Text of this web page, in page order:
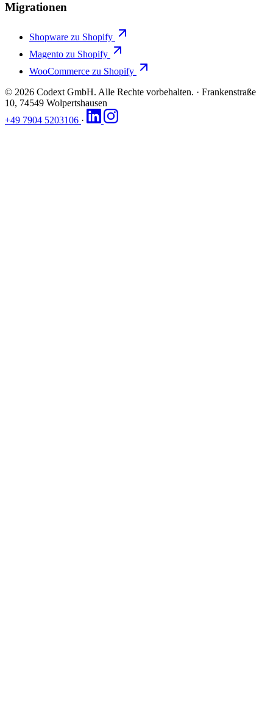
Migrationen
Shopware zu Shopify
Magento zu Shopify
WooCommerce zu Shopify
© 2026 Codext GmbH. Alle Rechte vorbehalten. · Frankenstraße
10, 74549 Wolpertshausen
+49 7904 5203106 ·